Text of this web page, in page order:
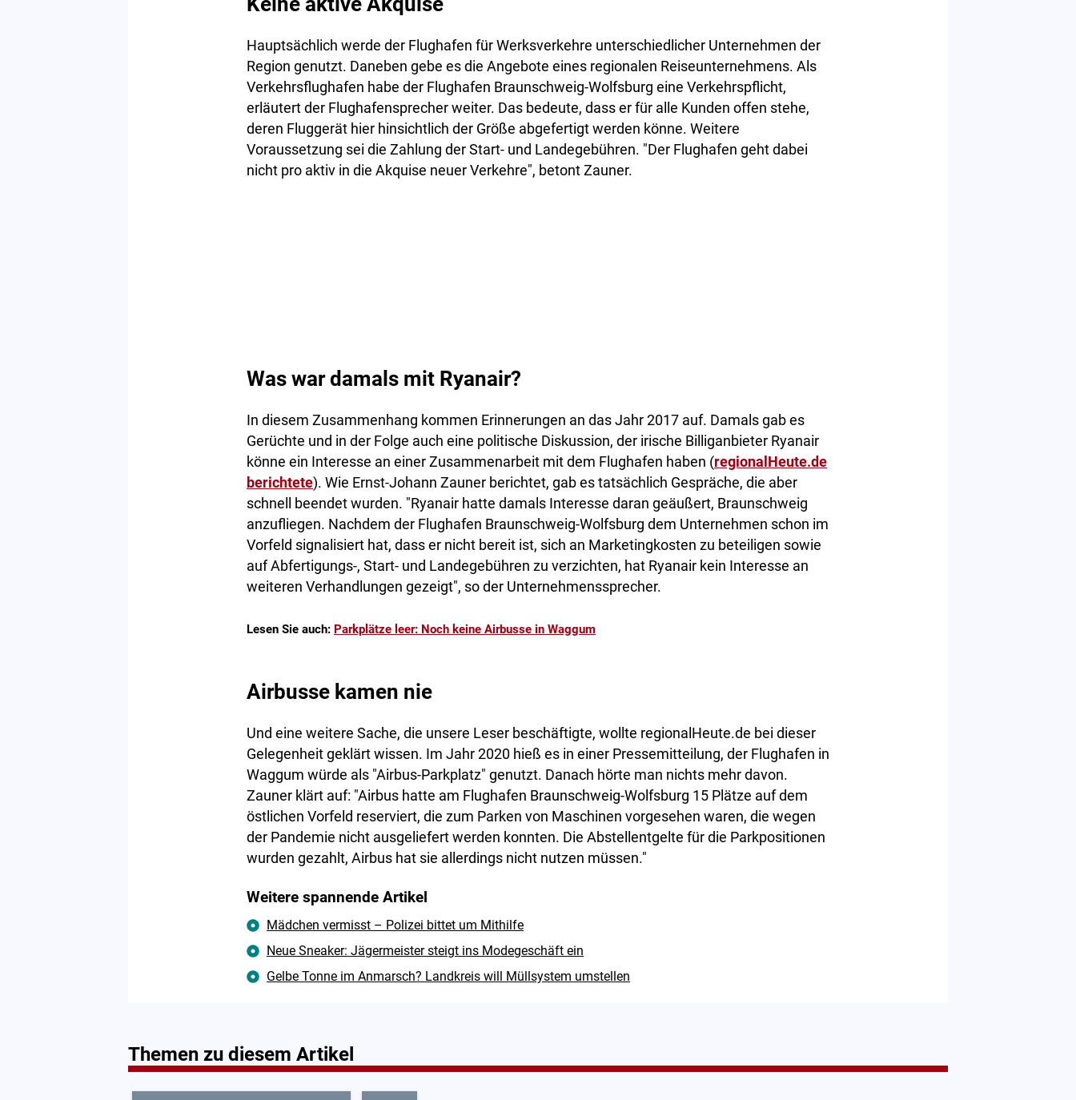
Hauptsächlich werde der Flughafen für Werksverkehre unterschiedlicher Unternehmen der
Region genutzt. Daneben gebe es die Angebote eines regionalen Reiseunternehmens. Als
Verkehrsflughafen habe der Flughafen Braunschweig-Wolfsburg eine Verkehrspflicht,
erläutert der Flughafensprecher weiter. Das bedeute, dass er für alle Kunden offen stehe,
deren Fluggerät hier hinsichtlich der Größe abgefertigt werden könne. Weitere
Voraussetzung sei die Zahlung der Start- und Landegebühren. "Der Flughafen geht dabei
nicht pro aktiv in die Akquise neuer Verkehre", betont Zauner.
Was war damals mit Ryanair?
In diesem Zusammenhang kommen Erinnerungen an das Jahr 2017 auf. Damals gab es
Gerüchte und in der Folge auch eine politische Diskussion, der irische Billiganbieter Ryanair
könne ein Interesse an einer Zusammenarbeit mit dem Flughafen haben (regionalHeute.de
berichtete). Wie Ernst-Johann Zauner berichtet, gab es tatsächlich Gespräche, die aber
schnell beendet wurden. "Ryanair hatte damals Interesse daran geäußert, Braunschweig
anzufliegen. Nachdem der Flughafen Braunschweig-Wolfsburg dem Unternehmen schon im
Vorfeld signalisiert hat, dass er nicht bereit ist, sich an Marketingkosten zu beteiligen sowie
auf Abfertigungs-, Start- und Landegebühren zu verzichten, hat Ryanair kein Interesse an
weiteren Verhandlungen gezeigt", so der Unternehmenssprecher.
Lesen Sie auch: Parkplätze leer: Noch keine Airbusse in Waggum
Airbusse kamen nie
Und eine weitere Sache, die unsere Leser beschäftigte, wollte regionalHeute.de bei dieser
Gelegenheit geklärt wissen. Im Jahr 2020 hieß es in einer Pressemitteilung, der Flughafen in
Waggum würde als "Airbus-Parkplatz" genutzt. Danach hörte man nichts mehr davon.
Zauner klärt auf: "Airbus hatte am Flughafen Braunschweig-Wolfsburg 15 Plätze auf dem
östlichen Vorfeld reserviert, die zum Parken von Maschinen vorgesehen waren, die wegen
der Pandemie nicht ausgeliefert werden konnten. Die Abstellentgelte für die Parkpositionen
wurden gezahlt, Airbus hat sie allerdings nicht nutzen müssen."
Weitere spannende Artikel
Mädchen vermisst – Polizei bittet um Mithilfe
Neue Sneaker: Jägermeister steigt ins Modegeschäft ein
Gelbe Tonne im Anmarsch? Landkreis will Müllsystem umstellen
Themen zu diesem Artikel